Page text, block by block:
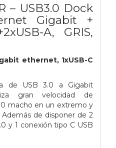
– USB3.0 Dock
Gigabit +
A, GRIS,
ethernet, 1xUSB-C
de USB 3.0 a Gigabit
gran velocidad de
macho en un extremo y
de disponer de 2
y 1 conexión tipo C USB